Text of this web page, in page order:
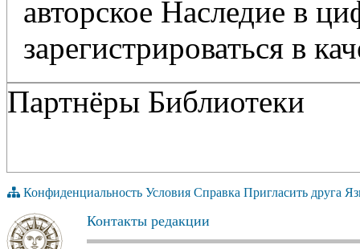
авторское Наследие в
зарегистрироваться в
Партнёры Библиотеки
Конфиденциальность Условия Справка Пригласить друга
Контакты редакции